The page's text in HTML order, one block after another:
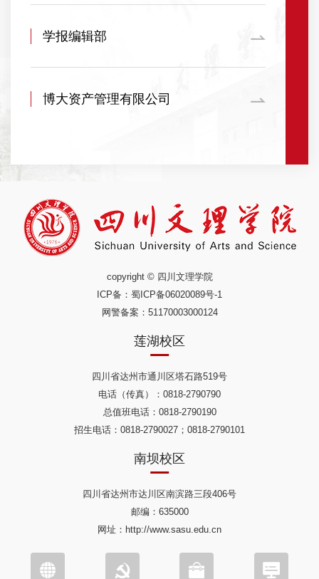
学报编辑部
博大资产管理有限公司
copyright © 四川文理学院
ICP备： 蜀ICP备06020089号-1
网警备案：51170003000124
莲湖校区
四川省达州市通川区塔石路519号
电话（传真）：0818-2790790
总值班电话：0818-2790190
招生电话：0818-2790027；0818-2790101
南坝校区
四川省达州市达川区南滨路三段406号
邮编：635000
网址：http://www.sasu.edu.cn